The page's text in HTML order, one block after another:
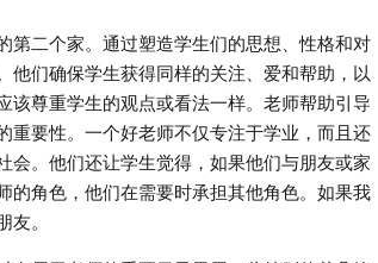
第二个家。通过塑造学生们的思想、性格和对
他们确保学生获得同样的关注、爱和帮助，以
该尊重学生的观点或看法一样。老师帮助引导
重要性。一个好老师不仅专注于学业，而且还
会。他们还让学生觉得，如果他们与朋友或家
的角色，他们在需要时承担其他角色。如果我
友。